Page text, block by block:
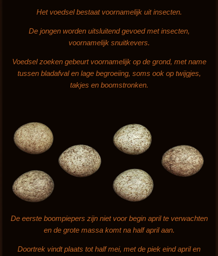
Het voedsel bestaat voornamelijk uit insecten.
De jongen worden uitsluitend gevoed met insecten,
voornamelijk snuitkevers.
Voedsel zoeken gebeurt voornamelijk op de grond, met name
tussen bladafval en lage begroeiing, soms ook op twijgjes,
takjes en boomstronken.
De eerste boompiepers zijn niet voor begin april te verwachten
en de grote massa komt na half april aan.
Doortrek vindt plaats tot half mei, met de piek eind april en